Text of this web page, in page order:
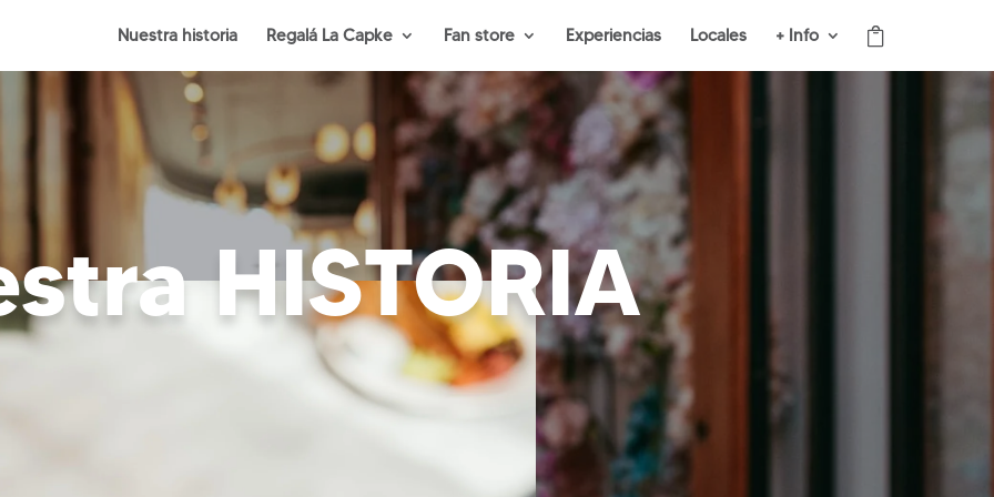
Nuestra historia Regalá La Capke Fan store Experiencias Locales + Info
HISTORIA